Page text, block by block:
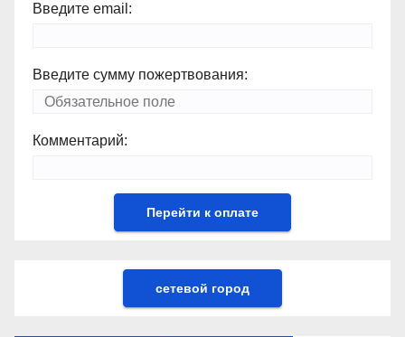
Введите email:
Введите сумму пожертвования:
Комментарий:
сетевой город